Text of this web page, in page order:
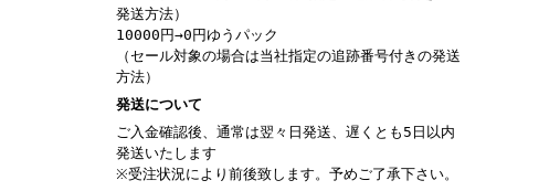
発送方法）
10000円→0円ゆうパック
（セール対象の場合は当社指定の追跡番号付きの発送
方法）
発送について
ご入金確認後、通常は翌々日発送、遅くとも5日以内
発送いたします
※受注状況により前後致します。予めご了承下さい。